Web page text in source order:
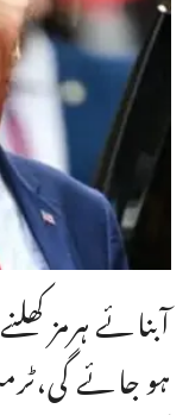
آبنائے ہرمز
ہو جائے